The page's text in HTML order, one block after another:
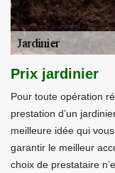
Prix jardinier
Pour toute opération
prestation d’un
meilleure idée qui
garantir le meilleur
choix de prestataire